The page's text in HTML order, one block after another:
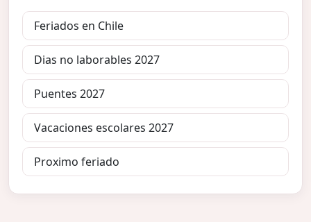
Feriados en Chile
Dias no laborables 2027
Puentes 2027
Vacaciones escolares 2027
Proximo feriado